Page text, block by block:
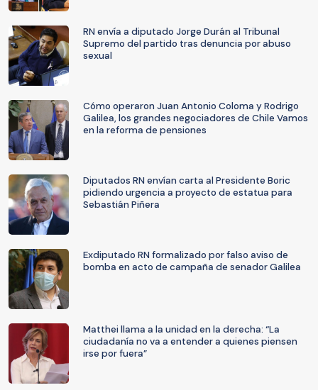
RN envía a diputado Jorge Durán al Tribunal
Supremo del partido tras denuncia por abuso
sexual
Cómo operaron Juan Antonio Coloma y Rodrigo
Galilea, los grandes negociadores de Chile Vamos
en la reforma de pensiones
Diputados RN envían carta al Presidente Boric
pidiendo urgencia a proyecto de estatua para
Sebastián Piñera
Exdiputado RN formalizado por falso aviso de
bomba en acto de campaña de senador Galilea
Matthei llama a la unidad en la derecha: “La
ciudadanía no va a entender a quienes piensen
irse por fuera”